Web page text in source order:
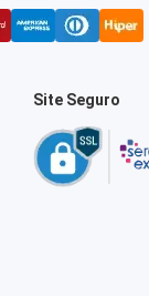
Site Seguro